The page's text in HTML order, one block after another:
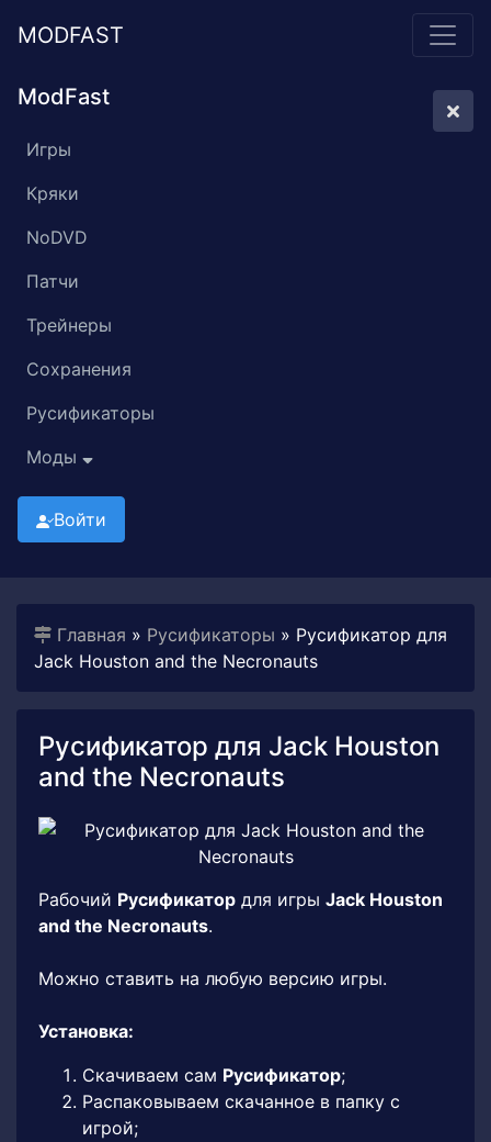
MODFAST
ModFast
Игры
Кряки
NoDVD
Патчи
Трейнеры
Сохранения
Русификаторы
Моды
Войти
Главная » Русификаторы » Русификатор для
Jack Houston and the Necronauts
Русификатор для Jack Houston
and the Necronauts
Рабочий Русификатор для игры Jack Houston
and the Necronauts.
Можно ставить на любую версию игры.
Установка:
Скачиваем сам Русификатор;
Распаковываем скачанное в папку с
игрой;